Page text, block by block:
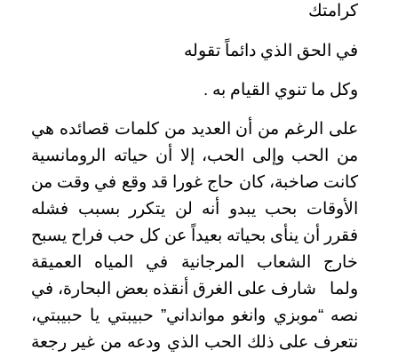
كرامتك
في الحق الذي دائماً تقوله
وكل ما تنوي القيام به .
على الرغم من أن العديد من كلمات قصائده هي
من الحب وإلى الحب، إلا أن حياته الرومانسية
كانت صاخبة، كان حاج غورا قد وقع في وقت من
الأوقات بحب يبدو أنه لن يتكرر بسبب فشله
فقرر أن ينأى بحياته بعيداً عن كل حب فراح يسبح
خارج الشعاب المرجانية في المياه العميقة
ولما شارف على الغرق أنقذه بعض البحارة، في
نصه “موبزي وانغو موانداني” حبيبتي يا حبيبتي،
نتعرف على ذلك الحب الذي ودعه من غير رجعة